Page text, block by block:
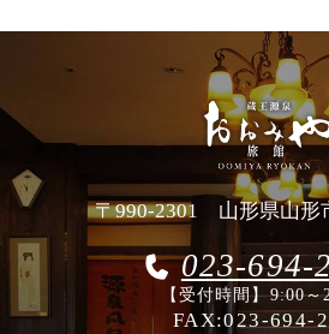
〒990-2301 山形県山形
023-694-
【受付時間】9:00～
FAX:023-694-